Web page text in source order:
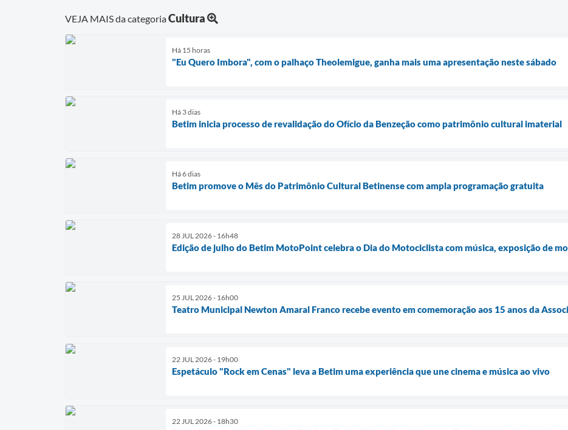
VEJA MAIS da categoriaCultura
Há 15 horas
"Eu Quero Imbora", com o palhaço Theolemigue, ganha mais uma apresentação neste sábado
Há 3 dias
Betim inicia processo de revalidação do Ofício da Benzeção como patrimônio cultural imaterial
Há 6 dias
Betim promove o Mês do Patrimônio Cultural Betinense com ampla programação gratuita
28 JUL 2026 - 16h48
Edição de julho do Betim MotoPoint celebra o Dia do Motociclista com música, exposição de
25 JUL 2026 - 16h00
Teatro Municipal Newton Amaral Franco recebe evento em comemoração aos 15 anos da
22 JUL 2026 - 19h00
Espetáculo "Rock em Cenas" leva a Betim uma experiência que une cinema e música ao vivo
22 JUL 2026 - 18h30